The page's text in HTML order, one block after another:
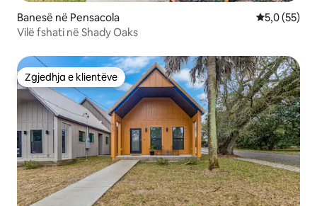
Banesë në Pensacola Vlerësimi
5,0 (55)
Vilë fshati në Shady Oaks
Zgjedhja e klientëve
Zgjedhja e klientëve